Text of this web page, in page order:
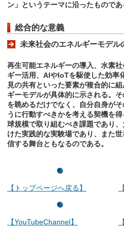
ン」というテーマに沿ったものであ
総合的な意義
未来社会のエネルギーモデル
再生可能エネルギーの導入、水素
ギー活用、AIやIoTを駆使した効率
見の共有といった要素が複合的に
ギーモデルが具体的に示される。
を眺めるだけでなく、自分自身が
うに行動すべきかを考える契機を
球規模で取り組むべき課題であり
けた実践的な実験場であり、また
信する舞台ともなるのである。
【トップページへ戻る】
【YouTubeChannel】